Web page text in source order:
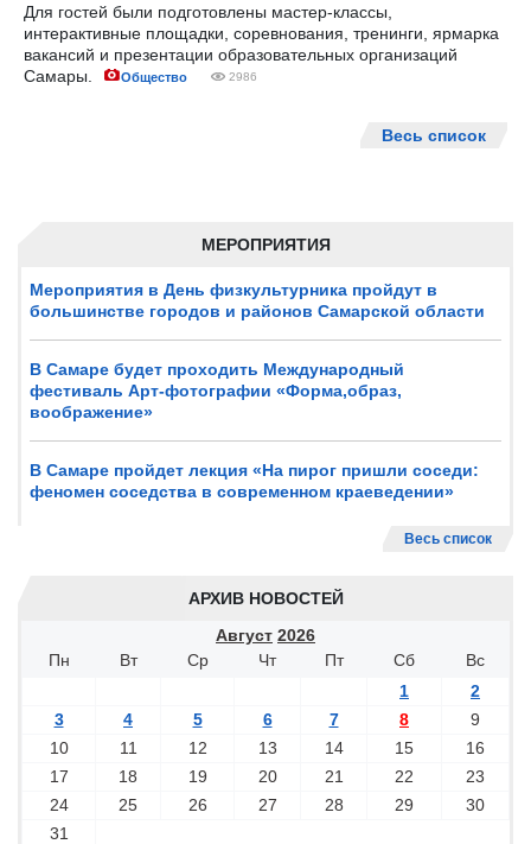
МЕРОПРИЯТИЯ
Мероприятия в День физкультурника пройдут в
большинстве городов и районов Самарской области
В Самаре будет проходить Международный
фестиваль Арт-фотографии «Форма,образ,
воображение»
В Самаре пройдет лекция «На пирог пришли соседи:
феномен соседства в современном краеведении»
Весь список
АРХИВ НОВОСТЕЙ
Август 2026
Пн
Вт Ср Чт Пт Сб
Вс
1
2
3
4 5 6 7 8
9
10
11 12 13 14 15
16
17
18 19 20 21 22
23
24
25 26 27 28 29
30
31
Для гостей были подготовлены мастер-классы,
интерактивные площадки, соревнования, тренинги, ярмарка
вакансий и презентации образовательных организаций
Самары.
Общество 2986
Весь список